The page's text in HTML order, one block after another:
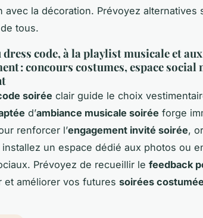
avec la décoration. Prévoyez alternatives
tous.
dress code, à la playlist musicale et
: concours costumes, espace
soirée clair guide le choix
d’ambiance musicale soirée forge
renforcer l’engagement invité soirée,
un espace dédié aux photos ou
Prévoyez de recueillir le feedback
et améliorer vos futures soirées